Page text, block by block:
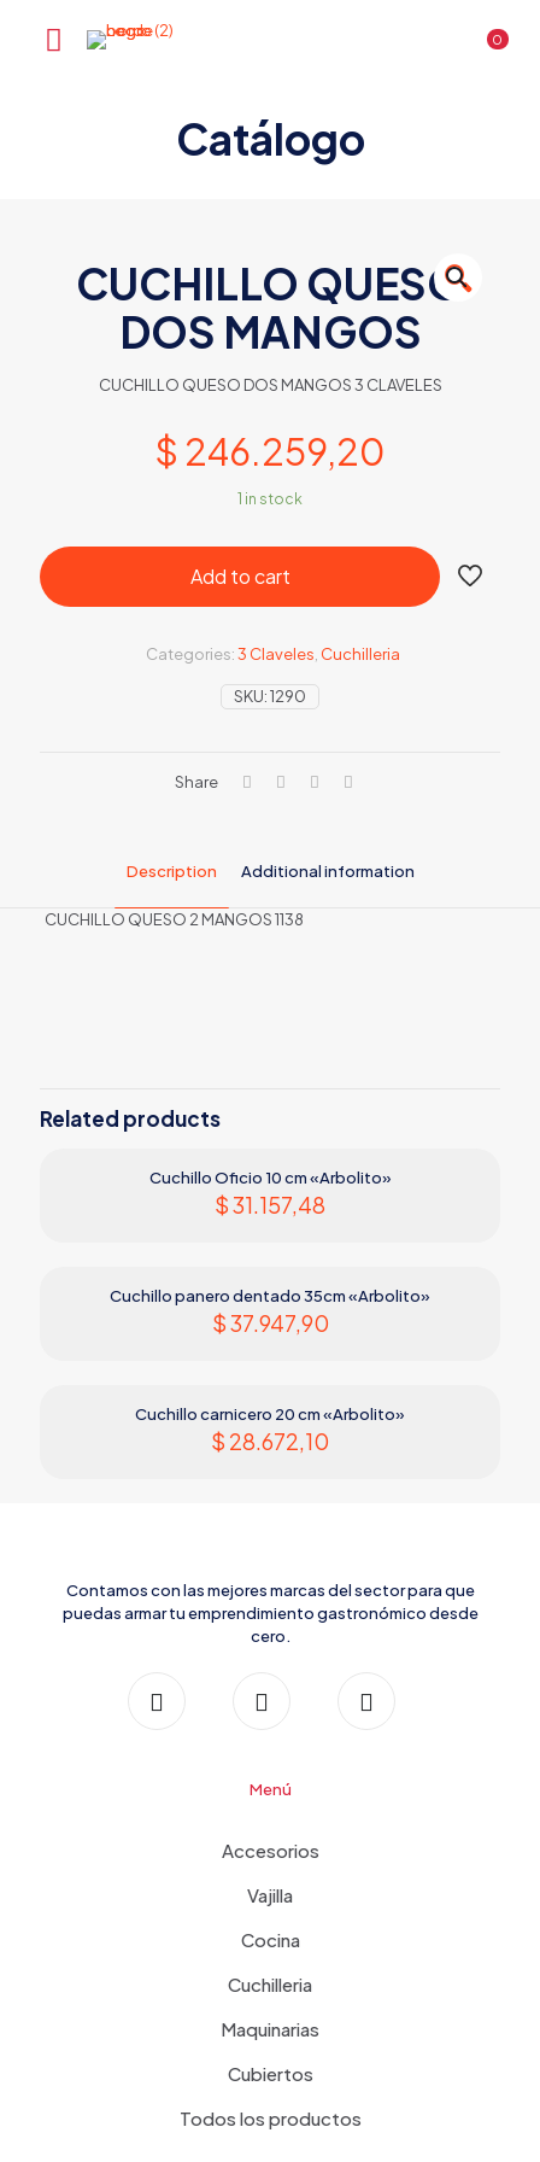
0
Catálogo
🔍
CUCHILLO QUESO
DOS MANGOS
CUCHILLO QUESO DOS MANGOS 3 CLAVELES
$ 246.259,20
1 in stock
Add to cart
SKU:1290
Categories:3 Claveles Cuchilleria
Share
Description Additional information
CUCHILLO QUESO 2 MANGOS 1138
MATERIAL DEL
POM (polioximetileno) de color
Related products
Cuchillo Oficio 10 cm «Arbolito»
$31.157,48
Cuchillo panero dentado 35cm «Arbolito»
$37.947,90
Cuchillo carnicero 20 cm «Arbolito»
$ 28.672,10
Contamos con las mejores marcas del sector para que
puedas armar tu emprendimiento gastronómico desde
cero.
Menú
Accesorios
Vajilla
Cocina
Cuchilleria
Maquinarias
Cubiertos
Todos los productos